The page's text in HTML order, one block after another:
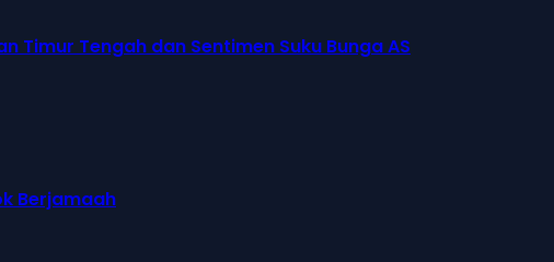
Tengah dan Sentimen Suku Bunga AS
Berjamaah